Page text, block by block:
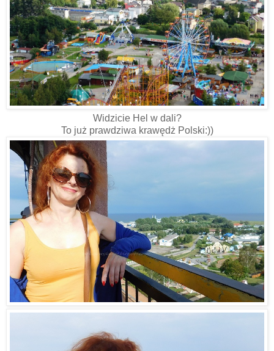
Widzicie Hel w dali?
To już prawdziwa krawędż Polski:))